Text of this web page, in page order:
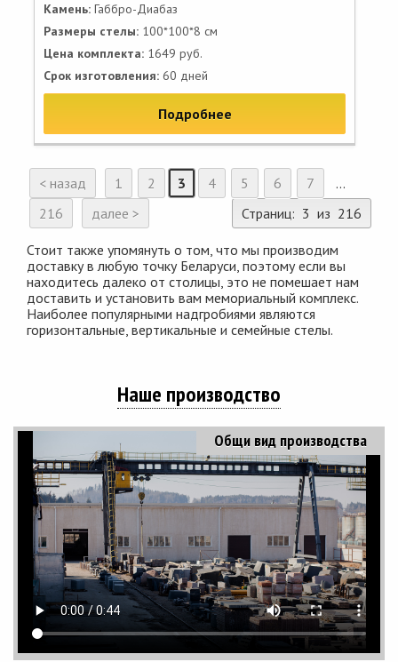
Камень: Габбро-Диабаз
Размеры стелы: 100*100*8 см
Цена комплекта: 1649 руб.
Срок изготовления: 60 дней
Подробнее
< назад 1 2 3 4 5 6 7
...
216
далее > Страниц: 3 из 216
Стоит также упомянуть о том, что мы производим
доставку в любую точку Беларуси, поэтому если вы
находитесь далеко от столицы, это не помешает нам
доставить и установить вам мемориальный комплекс.
Наиболее популярными надгробиями являются
горизонтальные, вертикальные и семейные стелы.
Наше производство
Общи вид производства